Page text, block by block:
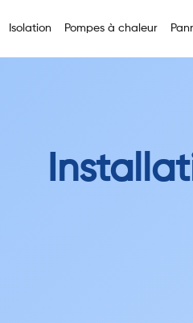
Isolation Pompes à chaleur